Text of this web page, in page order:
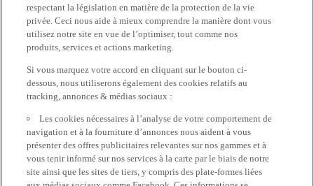
respectant la législation en matière de la protection de la vie
privée. Ceci nous aide à mieux comprendre la manière dont vous
utilisez notre site en vue de l’optimiser, tout comme nos
produits, services et actions marketing.
Si vous marquez votre accord en cliquant sur le bouton ci-
dessous, nous utiliserons également des cookies relatifs au
tracking, annonces & médias sociaux :
Les cookies nécessaires à l’analyse de votre comportement de
navigation et à la fourniture d’annonces nous aident à vous
présenter des offres publicitaires relevantes sur nos gammes et à
vous tenir informé sur nos services à la carte par le biais de notre
site ainsi que les sites de tiers, y compris des plate-formes liées